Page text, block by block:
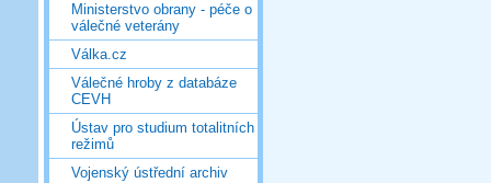
Ministerstvo obrany - péče o
válečné veterány
Válka.cz
Válečné hroby z databáze
CEVH
Ústav pro studium totalitních
režimů
Vojenský ústřední archiv